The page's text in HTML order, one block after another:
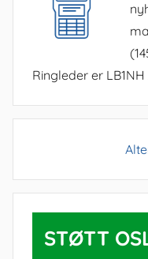
Ringleder er LB1NH
STØTT